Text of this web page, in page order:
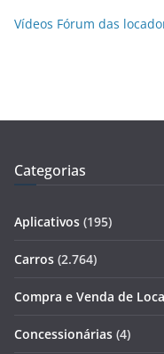
Vídeos Fórum das
Categorias
Aplicativos (195)
Carros (2.764)
Compra e Venda de
Concessionárias (4)